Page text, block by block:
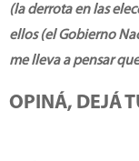
(la derrota en las
ellos (el Gobierno
me lleva a pensar
OPINÁ, DEJÁ